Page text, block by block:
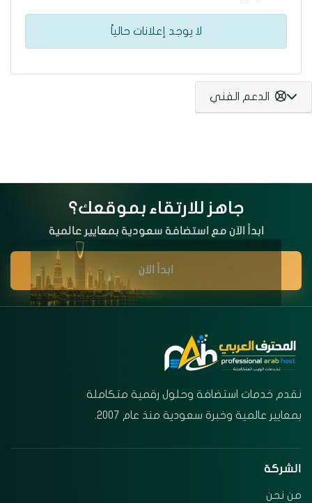
لا يوجد إعلانات حالياً
الدعم الفني
جاهز للارتقاء بموقعك؟
ابدأ الآن مع استضافة سعودية بمعايير عالمية
ابدأ الآن
نقدم خدمات استضافة وحلول رقمية متكاملة
بمعايير عالمية وخبرة سعودية منذ عام 2007.
الشركة
من نحن